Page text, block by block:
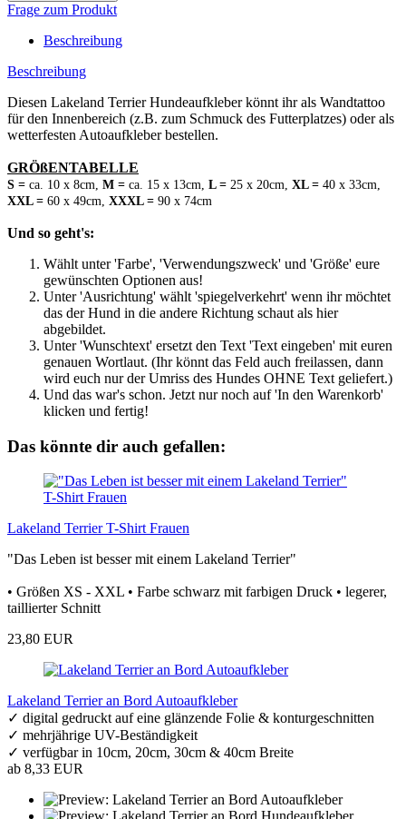
Frage zum Produkt
Beschreibung
Beschreibung
Diesen Lakeland Terrier Hundeaufkleber könnt ihr als Wandtattoo
für den Innenbereich (z.B. zum Schmuck des Futterplatzes) oder als
wetterfesten Autoaufkleber bestellen.
GRÖßENTABELLE
S = ca. 10 x 8cm, M = ca. 15 x 13cm, L = 25 x 20cm, XL = 40 x 33cm,
XXL = 60 x 49cm, XXXL = 90 x 74cm
Und so geht's:
Wählt unter 'Farbe', 'Verwendungszweck' und 'Größe' eure
gewünschten Optionen aus!
Unter 'Ausrichtung' wählt 'spiegelverkehrt' wenn ihr möchtet
das der Hund in die andere Richtung schaut als hier
abgebildet.
Unter 'Wunschtext' ersetzt den Text 'Text eingeben' mit euren
genauen Wortlaut. (Ihr könnt das Feld auch freilassen, dann
wird euch nur der Umriss des Hundes OHNE Text geliefert.)
Und das war's schon. Jetzt nur noch auf 'In den Warenkorb'
klicken und fertig!
Das könnte dir auch gefallen:
Lakeland Terrier T-Shirt Frauen
"Das Leben ist besser mit einem Lakeland Terrier"
• Größen XS - XXL • Farbe schwarz mit farbigen Druck • legerer,
taillierter Schnitt
23,80 EUR
Lakeland Terrier an Bord Autoaufkleber
✓ digital gedruckt auf eine glänzende Folie & konturgeschnitten
✓ mehrjährige UV-Beständigkeit
✓ verfügbar in 10cm, 20cm, 30cm & 40cm Breite
ab 8,33 EUR